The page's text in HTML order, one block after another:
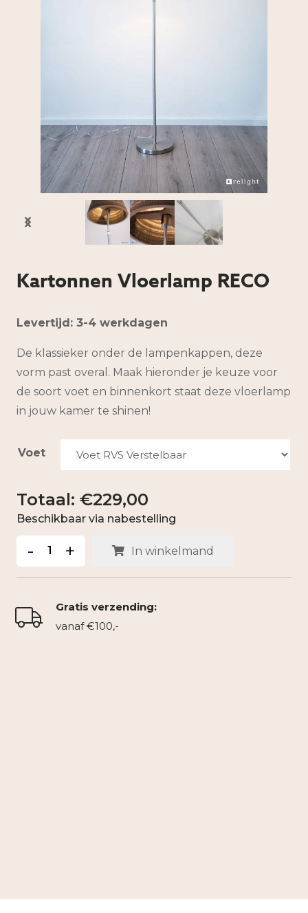
Kartonnen Vloerlamp RECO
Levertijd: 3-4 werkdagen
De klassieker onder de lampenkappen, deze
vorm past overal. Maak hieronder je keuze voor
de soort voet en binnenkort staat deze vloerlamp
in jouw kamer te shinen!
Voet
€229,00
Beschikbaar via nabestelling
Kartonnen
Vloerlamp
RECO
- + In winkelmand
Gratis verzending:
vanaf €100,-